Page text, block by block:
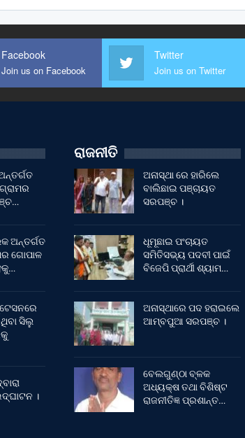
Facebook
Join us on Facebook
Twitter
Join us on Twitter
ଅନ୍ତର୍ଗତ
ଗୋପାଳ
ସିଲୁ
।
ରାଜନୀତି
ଅନାସ୍ଥା ରେ ହାରିଲେ
ବାଲିଛାଇ ପଞ୍ଚାୟତ
ସରପଞ୍ଚ ।
ଧୂମୂଛାଇ ପଂଚାୟତ
ସମିତିସଭ୍ୟ ପଦବୀ ପାଇଁ
ବିଜେପି ପ୍ରାର୍ଥୀ ଶ୍ୟାମ…
ଅନାସ୍ଥାରେ ପଦ ହରାଇଲେ
ଆମ୍ବପୁଆ ସରପଞ୍ଚ ।
ବେଲଗୁଣ୍ଠା ବ୍ଳକ
ଅଧ୍ୟକ୍ଷ ତଥା ବିଶିଷ୍ଟ
ରାଜନୀତିଜ୍ଞ ପ୍ରଶାନ୍ତ…